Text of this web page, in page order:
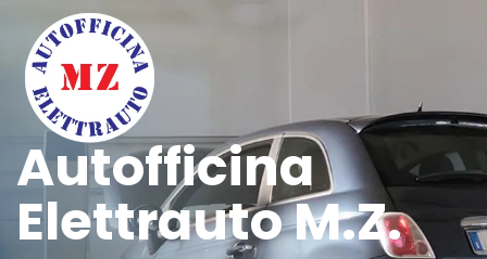
Autofficina
Elettrauto M.Z.